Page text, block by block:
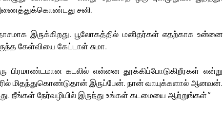
சனி.
இருக்கிறது. பூலோகத்தில் மனிதர்கள் எதற்காக உன்னை
கேள்வியை கேட்டாள் சுமா.
பிரமாண்டமான கடலில் என்னை தூக்கிப்போடுகிறீரகள் என்று
மிதந்துகொண்டுதான் இருப்பேன். நான் வாயுக்களால் ஆனவன்.
நீங்கள் நேர்வழியில் இருந்து உங்கள் கடமையை ஆற்றுங்கள்”